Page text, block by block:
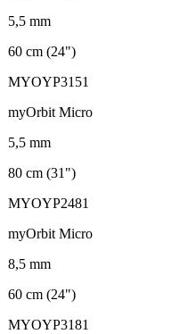
5,5 mm
60 cm (24")
MYOYP3151
myOrbit Micro
5,5 mm
80 cm (31")
MYOYP2481
myOrbit Micro
8,5 mm
60 cm (24")
MYOYP3181